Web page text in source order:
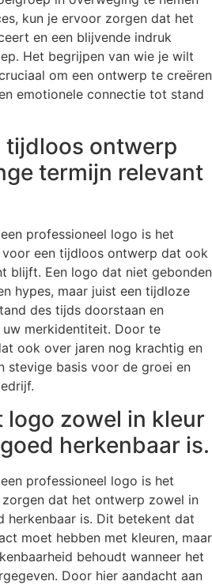
kun je ervoor zorgen dat het
en een blijvende indruk
Het begrijpen van wie je wilt
om een ontwerp te creëren
emotionele connectie tot stand
tijdloos ontwerp
termijn relevant
professioneel logo is het
een tijdloos ontwerp dat ook
blijft. Een logo dat niet gebonden
hypes, maar juist een tijdloze
des tijds doorstaan en
merkidentiteit. Door te
ook over jaren nog krachtig en
stevige basis voor de groei en
logo zowel in kleur
herkenbaar is.
professioneel logo is het
dat het ontwerp zowel in
herkenbaar is. Dit betekent dat
moet hebben met kleuren, maar
behoudt wanneer het
Door hier aandacht aan